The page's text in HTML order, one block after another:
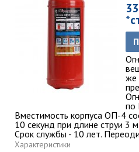
же
по
Вместимость корпуса ОП-4
10 секунд при длине струи 3 м.
Срок службы - 10 лет.
Характеристики